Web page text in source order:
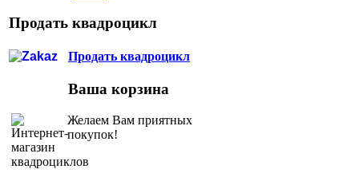
Продать квадроцикл
Продать квадроцикл
Ваша корзина
Желаем Вам приятных
покупок!